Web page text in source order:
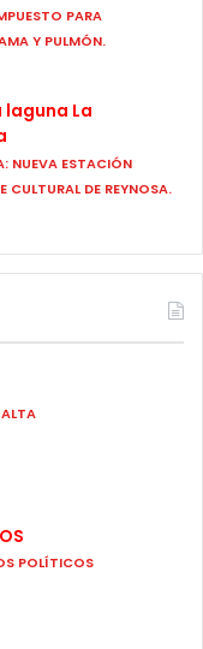
PARA
Y PULMÓN.
La
NUEVA ESTACIÓN
CULTURAL DE REYNOSA.
ALTA
POLÍTICOS